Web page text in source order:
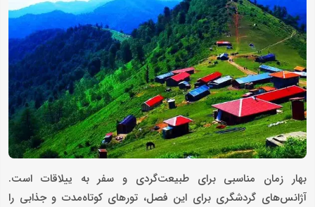
بهار زمان مناسبی برای طبیعت‌گردی و سفر به ییلاقات است.
آژانس‌های گردشگری برای این فصل، تورهای کوتاه‌مدت و جذابی را